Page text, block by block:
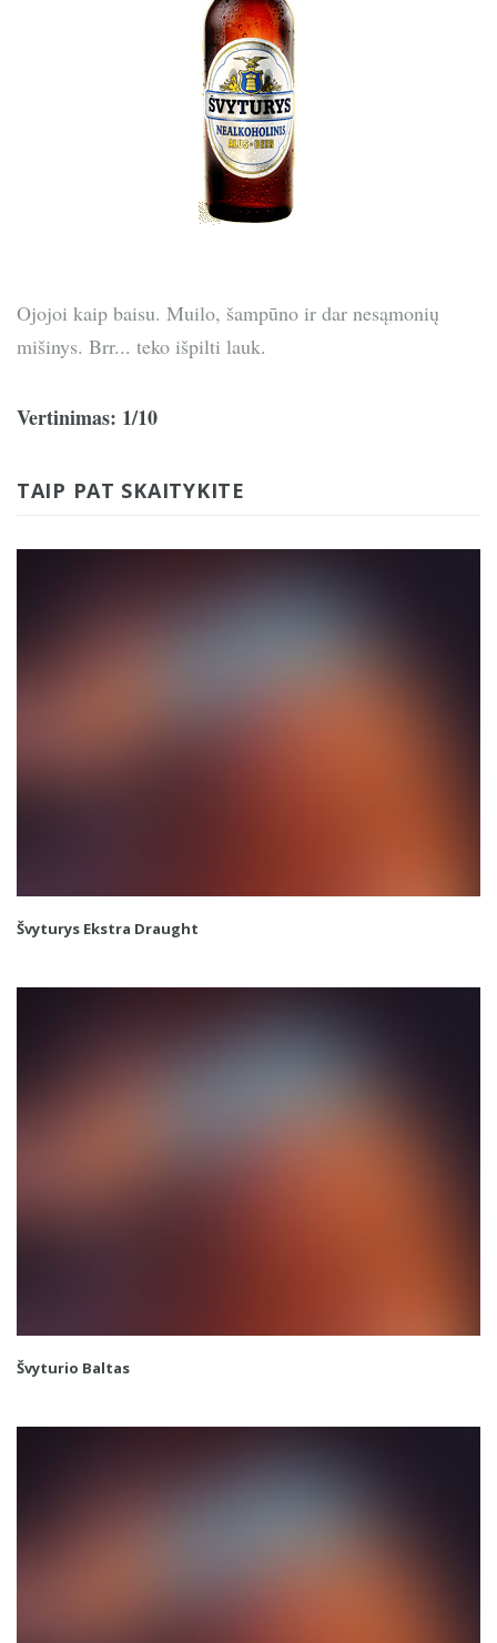
Ojojoi kaip baisu. Muilo, šampūno ir dar nesąmonių
mišinys. Brr... teko išpilti lauk.
Vertinimas: 1/10
TAIP PAT SKAITYKITE
Švyturys Ekstra Draught
Švyturio Baltas